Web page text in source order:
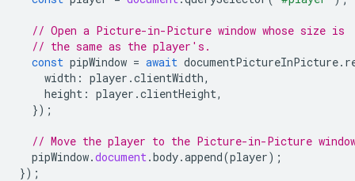
// Open a Picture-in-Picture window whose size is
// the same as the player's.
const pipWindow = await documentPictureInPicture.
width : player .clientWidth,
height : player .clientHeight,
});
// Move the player to the Picture-in-Picture
pipWindow.document .body.append(player);
});